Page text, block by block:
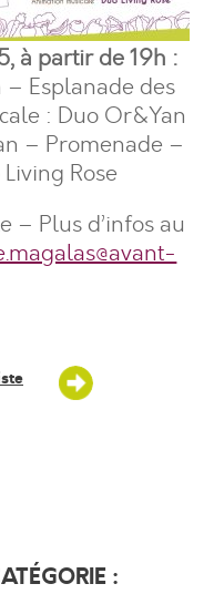
à partir de 19h :
Esplanade des
: Duo Or&Yan
– Promenade –
Rose
– Plus d’infos au
: